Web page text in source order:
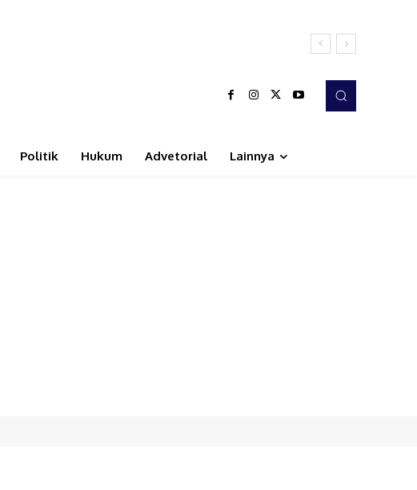
Politik Hukum Advetorial Lainnya